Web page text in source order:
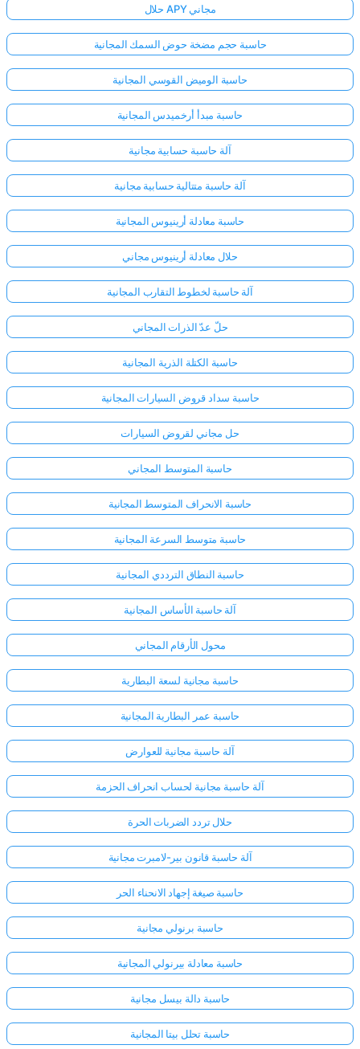
حلال APY مجاني
حاسبة حجم مضخة حوض السمك المجانية
حاسبة الوميض القوسي المجانية
حاسبة مبدأ أرخميدس المجانية
آلة حاسبة حسابية مجانية
آلة حاسبة متتالية حسابية مجانية
حاسبة معادلة أرينيوس المجانية
حلال معادلة أرينيوس مجاني
آلة حاسبة لخطوط التقارب المجانية
حلّ عدّ الذرات المجاني
حاسبة الكتلة الذرية المجانية
حاسبة سداد قروض السيارات المجانية
حل مجاني لقروض السيارات
حاسبة المتوسط المجاني
حاسبة الانحراف المتوسط المجانية
حاسبة متوسط السرعة المجانية
حاسبة النطاق الترددي المجانية
آلة حاسبة الأساس المجانية
محول الأرقام المجاني
حاسبة مجانية لسعة البطارية
حاسبة عمر البطارية المجانية
آلة حاسبة مجانية للعوارض
آلة حاسبة مجانية لحساب انحراف الحزمة
حلال تردد الضربات الحرة
آلة حاسبة قانون بير-لامبرت مجانية
حاسبة صيغة إجهاد الانحناء الحر
حاسبة برنولي مجانية
حاسبة معادلة بيرنولي المجانية
حاسبة دالة بيسل مجانية
حاسبة تحلل بيتا المجانية